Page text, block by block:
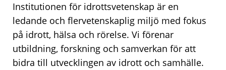
Institutionen för idrottsvetenskap är en
ledande och flervetenskaplig miljö med fokus
på idrott, hälsa och rörelse. Vi förenar
utbildning, forskning och samverkan för att
bidra till utvecklingen av idrott och samhälle.